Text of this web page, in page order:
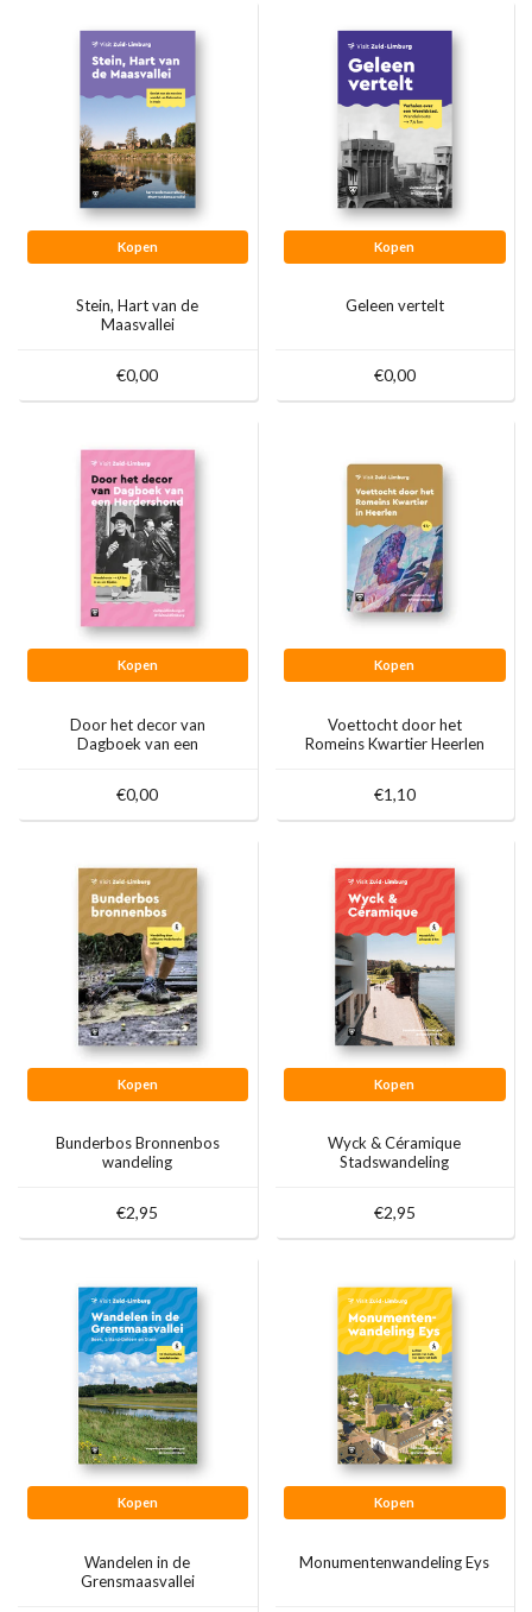
Kopen
Stein, Hart van de
Maasvallei
€0,00
Kopen
Geleen vertelt
€0,00
Kopen
Door het decor van
Dagboek van een
€0,00
Kopen
Voettocht door het
Romeins Kwartier Heerlen
€1,10
Kopen
Bunderbos Bronnenbos
wandeling
€2,95
Kopen
Wyck & Céramique
Stadswandeling
€2,95
Kopen
Wandelen in de
Grensmaasvallei
Kopen
Monumentenwandeling Eys